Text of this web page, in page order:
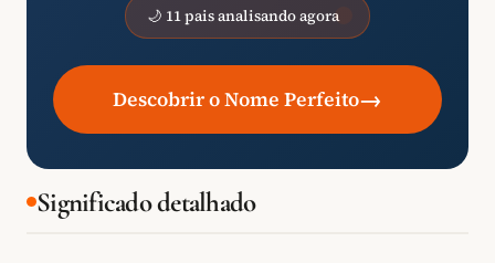
🌙 11 pais analisando agora
Descobrir o Nome Perfeito→
Significado detalhado